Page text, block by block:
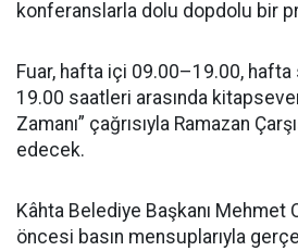
konferanslarla dolu dopdolu bir
Fuar, hafta içi 09.00–19.00,
19.00 saatleri arasında
Zamanı” çağrısıyla Ramazan
edecek.
Kâhta Belediye Başkanı Mehmet
öncesi basın mensuplarıyla